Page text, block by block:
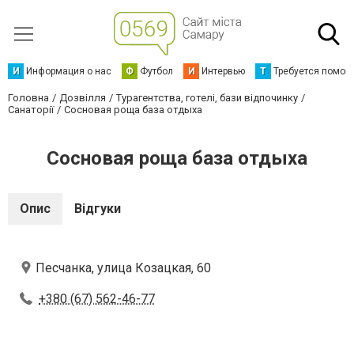
И Информация о нас Ф Футбол И Интервью Т Требуется
Головна Дозвілля
Турагентства, готелі, бази відпочинку
Санаторії
Сосновая роща база отдыха
Сосновая роща база отдыха
Опис Відгуки
Песчанка, улица Козацкая, 60
+380 (67) 562-46-77